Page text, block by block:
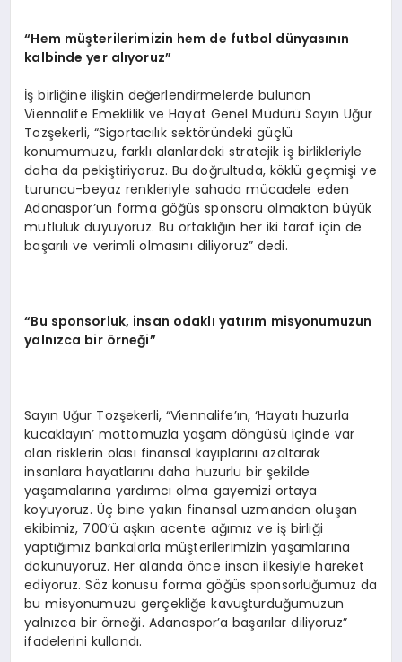
“Hem müşterilerimizin hem de futbol dünyasının
kalbinde yer alıyoruz”
İş birliğine ilişkin değerlendirmelerde bulunan
Viennalife Emeklilik ve Hayat Genel Müdürü Sayın Uğur
Tozşekerli, “Sigortacılık sektöründeki güçlü
konumumuzu, farklı alanlardaki stratejik iş birlikleriyle
daha da pekiştiriyoruz. Bu doğrultuda, köklü geçmişi ve
turuncu-beyaz renkleriyle sahada mücadele eden
Adanaspor’un forma göğüs sponsoru olmaktan büyük
mutluluk duyuyoruz. Bu ortaklığın her iki taraf için de
başarılı ve verimli olmasını diliyoruz” dedi.
“Bu sponsorluk, insan odaklı yatırım misyonumuzun
yalnızca bir örneği”
Sayın Uğur Tozşekerli, “Viennalife’ın, ‘Hayatı huzurla
kucaklayın’ mottomuzla yaşam döngüsü içinde var
olan risklerin olası finansal kayıplarını azaltarak
insanlara hayatlarını daha huzurlu bir şekilde
yaşamalarına yardımcı olma gayemizi ortaya
koyuyoruz. Üç bine yakın finansal uzmandan oluşan
ekibimiz, 700’ü aşkın acente ağımız ve iş birliği
yaptığımız bankalarla müşterilerimizin yaşamlarına
dokunuyoruz. Her alanda önce insan ilkesiyle hareket
ediyoruz. Söz konusu forma göğüs sponsorluğumuz da
bu misyonumuzu gerçekliğe kavuşturduğumuzun
yalnızca bir örneği. Adanaspor’a başarılar diliyoruz”
ifadelerini kullandı.